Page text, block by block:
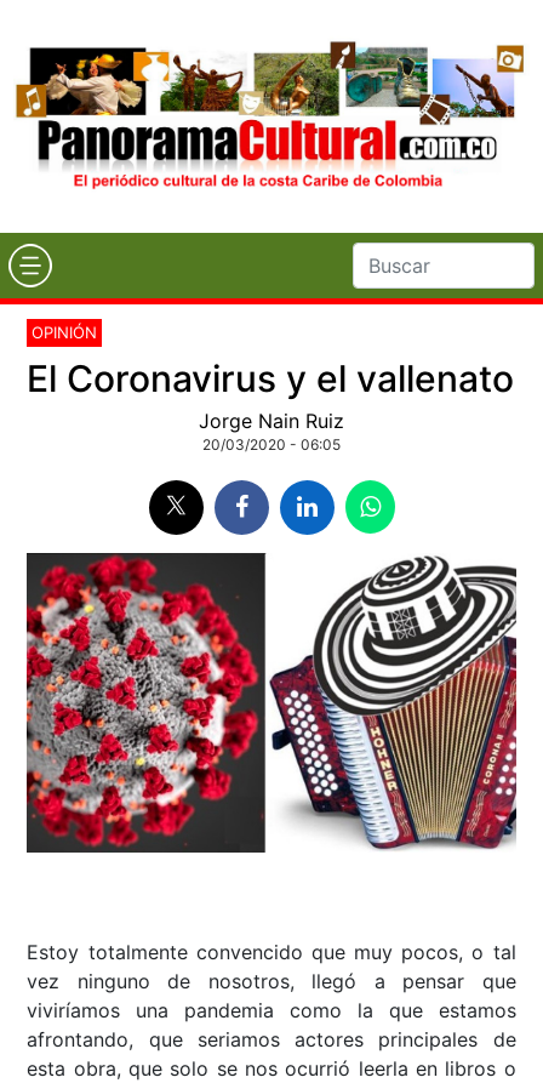
OPINIÓN
El Coronavirus y el vallenato
Jorge Nain Ruiz
20/03/2020 - 06:05
Estoy totalmente convencido que muy pocos, o tal
vez ninguno de nosotros, llegó a pensar que
viviríamos una pandemia como la que estamos
afrontando, que seriamos actores principales de
esta obra, que solo se nos ocurrió leerla en libros o